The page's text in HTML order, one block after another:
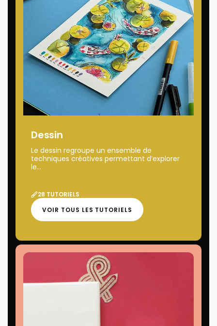
Dessin
Le dessin regroupe un ensemble de
techniques créatives permettant d’explorer
le...
28 TUTORIELS
VOIR TOUS LES TUTORIELS